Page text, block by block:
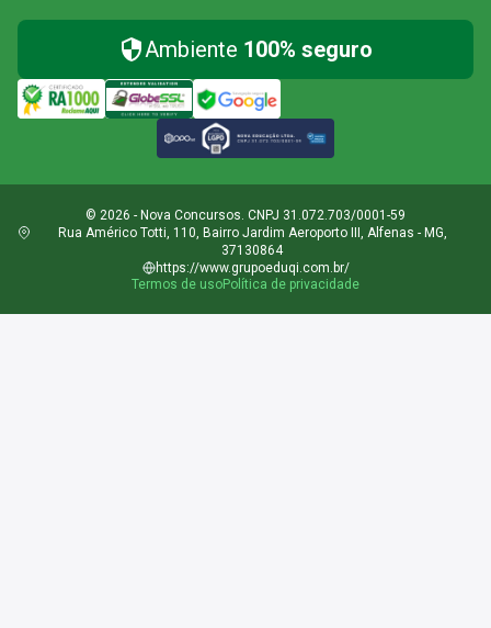
Ambiente 100% seguro
© 2026 - Nova Concursos. CNPJ 31.072.703/0001-59
Rua Américo Totti, 110, Bairro Jardim Aeroporto III, Alfenas - MG,
37130864
https://www.grupoeduqi.com.br/
Termos de usoPolítica de privacidade